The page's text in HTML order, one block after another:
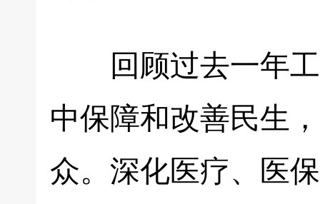
回顾过去一年工
中保障和改善民生
众。深化医疗、医